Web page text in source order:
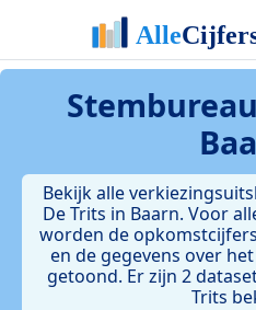
Bekijk alle
De Trits in Baarn. Voor
worden de
en de gegevens over
getoond. Er zijn 2
Trits